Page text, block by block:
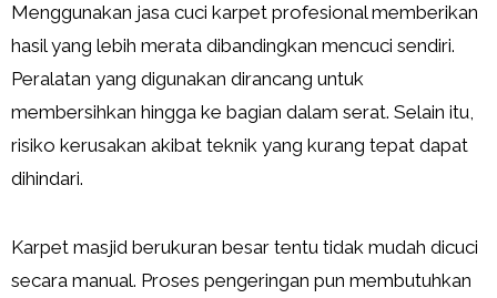
Menggunakan jasa cuci karpet profesional memberikan
hasil yang lebih merata dibandingkan mencuci sendiri.
Peralatan yang digunakan dirancang untuk
membersihkan hingga ke bagian dalam serat. Selain itu,
risiko kerusakan akibat teknik yang kurang tepat dapat
dihindari.
Karpet masjid berukuran besar tentu tidak mudah dicuci
secara manual. Proses pengeringan pun membutuhkan